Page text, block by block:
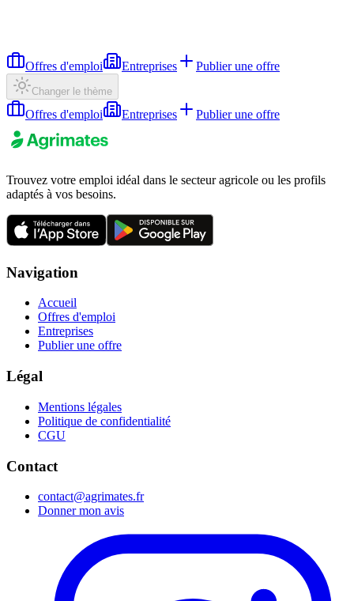
Offres d'emploi Entreprises Publier une offre
Changer le thème
Offres d'emploi Entreprises Publier une offre
Trouvez votre emploi idéal dans le secteur agricole ou les profils
adaptés à vos besoins.
Navigation
Accueil
Offres d'emploi
Entreprises
Publier une offre
Légal
Mentions légales
Politique de confidentialité
CGU
Contact
contact@agrimates.fr
Donner mon avis